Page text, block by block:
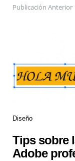
Publicación Anterior
Diseño
Tips sobre
Adobe